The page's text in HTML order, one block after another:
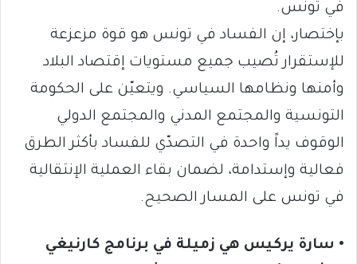
في تونس.
بإختصار، إن الفساد في تونس هو قوة مزعزعة
للإستقرار تُصيب جميع مستويات إقتصاد البلاد
وأمنها ونظامها السياسي. ويتعيّن على الحكومة
التونسية والمجتمع المدني والمجتمع الدولي
الوقوف يداً واحدة في التصدّي للفساد بأكثر الطرق
فعالية وإستدامة، لضمان بقاء العملية الإنتقالية
في تونس على المسار الصحيح.
• سارة يركيس هي زميلة في برنامج كارنيغي